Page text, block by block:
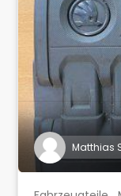
Matthias